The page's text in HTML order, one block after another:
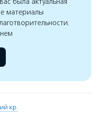
материалы
кр.